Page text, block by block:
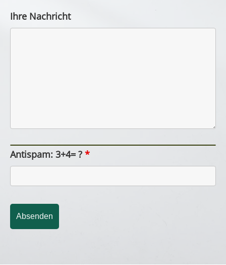
Ihre Nachricht
Antispam: 3+4= ? *